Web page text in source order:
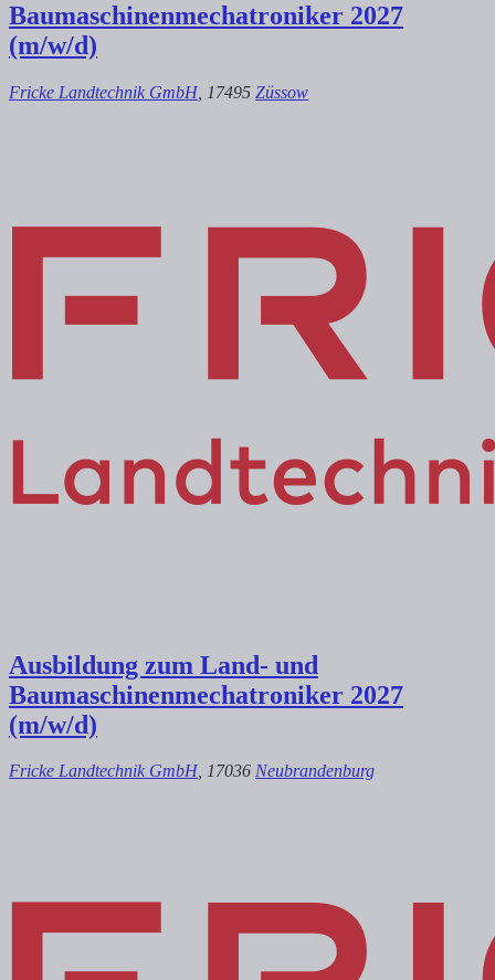
Baumaschinenmechatroniker 2027
(m/w/d)
Fricke Landtechnik GmbH , 17495 Züssow
Ausbildung zum Land- und
Baumaschinenmechatroniker 2027
(m/w/d)
Fricke Landtechnik GmbH, 17036 Neubrandenburg